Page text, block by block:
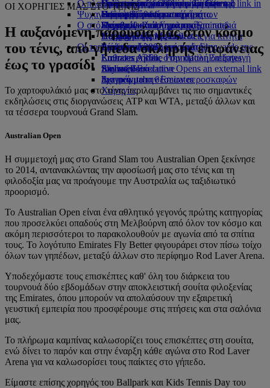
στο αεροδρόμιο Opens an external link in
a new tab
Γεύματα στην Οικονομική Θέση
Ποτά και αναψυκτικά
Ο στόλος μας
Boeing 777
Emirates A380
Emirates A350
Emirates Executive
Διαγράμματα θέσεων αεροσκαφών
Συλλογή αφορολογήτων ειδών της
Emirates
Επίσημο κατάστημα της Emirates
Γεύματα για παιδιά και βρέφη
Ψυχαγωγία για παιδιά
Ψυχαγωγικό πρόγραμμα για παιδιά
Παιχνίδια για παιδιά
Δραστηριότητες για παιδιά
Ο πλανήτης μας
Βιωσιμότητα δραστηριοτήτων
Περιβαλλοντική πολιτική
Περιβαλλοντικές εκθέσεις
Οι τοπικές κοινότητες
Emirates Airline FoundationEmirates
Airline Foundation Opens an external link
in a new tab
Χορηγίες
Opens an external link in a new tab
Συνεργαζόμενες εταιρείες
Skywards Rail
Υπολογιστής Μιλίων
Σύνδεση στο πρόγραμμα Skywards της
Emirates
Skywards+
Προσιτά ταξίδια με την Emirates
Ειδική βοήθεια και αιτήματα
Emirates
Η εμπειρία σας εν πτήσει
Εργαλεία και πληροφορίες
Η Εφαρμογή της Emirates για κινητά
Ακύρωση ή αλλαγή κράτησης
Καθυστερήσεις στην ομαλή διεξαγωγή
του ταξιδιού
Σχετικά με την Emirates
ΟΙ ΧΟΡΗΓΙΕΣ ΜΑΣ ΣΤΟ ΤΕΝΙΣ
Η αυξανόμενη παρουσία μας στον κόσμο
του τένις, από γήπεδα σκληρής επιφάνειας
έως το γρασίδι
Το χαρτοφυλάκιό μας στο τένις περιλαμβάνει τις πιο σημαντικές
εκδηλώσεις στις διοργανώσεις ATP και WTA, μεταξύ άλλων και
τα τέσσερα τουρνουά Grand Slam.
Australian Open
Η συμμετοχή μας στο Grand Slam του Australian Open ξεκίνησε
το 2014, αντανακλώντας την αφοσίωσή μας στο τένις και τη
φιλοδοξία μας να προάγουμε την Αυστραλία ως ταξιδιωτικό
προορισμό.
Το Australian Open είναι ένα αθλητικό γεγονός πρώτης κατηγορίας
που προσελκύει οπαδούς στη Μελβούρνη από όλον τον κόσμο και
ακόμη περισσότεροι το παρακολουθούν με αγωνία από τα σπίτια
τους. Το λογότυπο Emirates Fly Better φιγουράρει στον πίσω τοίχο
όλων των γηπέδων, μεταξύ άλλων στο περίφημο Rod Laver Arena.
Υποδεχόμαστε τους επισκέπτες καθ' όλη του διάρκεια του
τουρνουά δύο εβδομάδων στην αποκλειστική σουίτα φιλοξενίας
της Emirates, όπου μπορούν να απολαύσουν την εξαιρετική
γευστική εμπειρία που προσφέρουμε στις πτήσεις και στα σαλόνια
μας.
Το πλήρωμα καμπίνας καλωσορίζει τους επισκέπτες στη σουίτα,
ενώ δίνει το παρόν και στην έναρξη κάθε αγώνα στο Rod Laver
Arena για να καλωσορίσει τους παίκτες στο γήπεδο.
Είμαστε επίσης χορηγός του Ballpark και Kids Tennis Day του